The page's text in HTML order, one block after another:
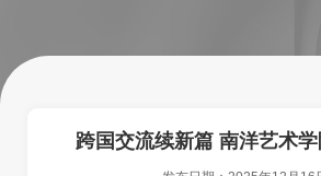
跨国交流续新篇 南洋艺术